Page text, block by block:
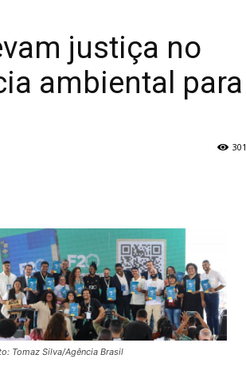
justiça no
ambiental para
301
Tomaz Silva/Agência Brasil